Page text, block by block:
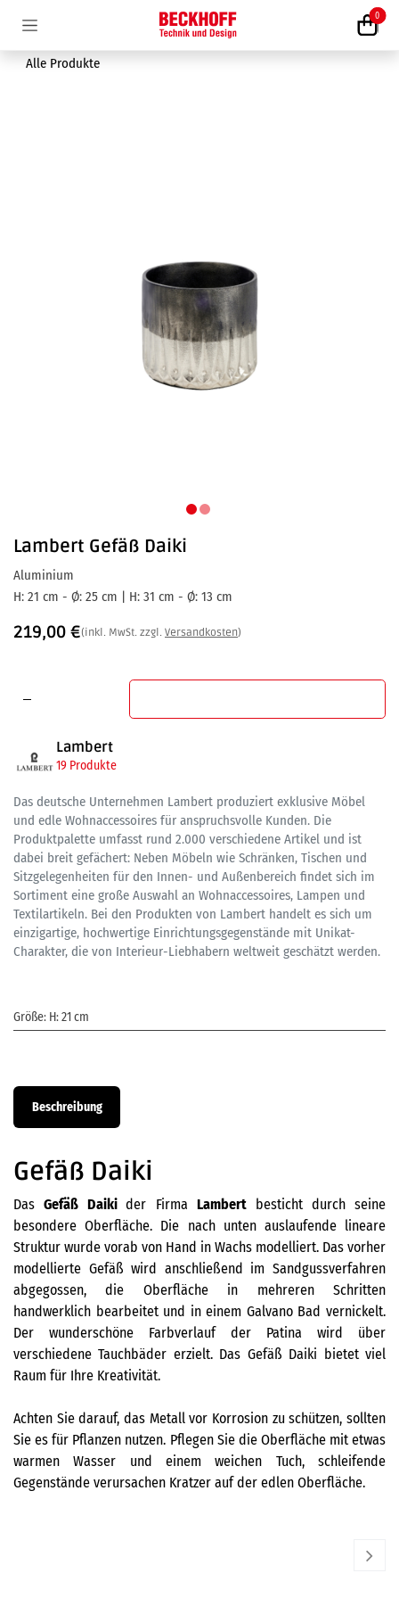
0
Alle Produkte
Lambert Gefäß Daiki
Aluminium
H: 21 cm - Ø: 25 cm | H: 31 cm - Ø: 13 cm
219,00 €(inkl. MwSt. zzgl. Versandkosten)
Lambert
19 Produkte
Das deutsche Unternehmen Lambert produziert exklusive Möbel
und edle Wohnaccessoires für anspruchsvolle Kunden. Die
Produktpalette umfasst rund 2.000 verschiedene Artikel und ist
dabei breit gefächert: Neben Möbeln wie Schränken, Tischen und
Sitzgelegenheiten für den Innen- und Außenbereich findet sich im
Sortiment eine große Auswahl an Wohnaccessoires, Lampen und
Textilartikeln. Bei den Produkten von Lambert handelt es sich um
einzigartige, hochwertige Einrichtungsgegenstände mit Unikat-
Charakter, die von Interieur-Liebhabern weltweit geschätzt werden.
Größe: H: 21 cm
Beschreibung
Gefäß Daiki
DasGefäß Daikider Firma Lambertbesticht durch seine
besondere Oberfläche. Die nach unten auslaufende lineare
Struktur wurde vorab von Hand in Wachs modelliert. Das vorher
modellierte Gefäß wird anschließend im Sandgussverfahren
abgegossen, die Oberfläche in mehreren Schritten
handwerklich bearbeitet und in einem Galvano Bad vernickelt.
Der wunderschöne Farbverlauf der Patina wird über
verschiedene Tauchbäder erzielt. Das Gefäß Daiki bietet viel
Raum für Ihre Kreativität.
Achten Sie darauf, das Metall vor Korrosion zu schützen, sollten
Sie es für Pflanzen nutzen. Pflegen Sie die Oberfläche mit etwas
warmen Wasser und einem weichen Tuch, schleifende
Gegenstände verursachen Kratzer auf der edlen Oberfläche.